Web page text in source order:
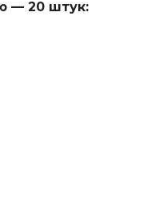
— 20 штук: